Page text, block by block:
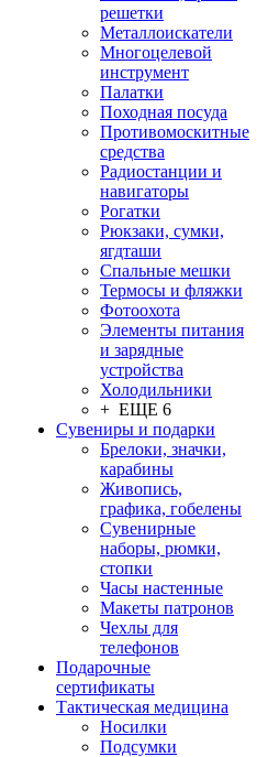
решетки
Металлоискатели
Многоцелевой
инструмент
Палатки
Походная посуда
Противомоскитные
средства
Радиостанции и
навигаторы
Рогатки
Рюкзаки, сумки,
ягдташи
Спальные мешки
Термосы и фляжки
Фотоохота
Элементы питания
и зарядные
устройства
Холодильники
+ ЕЩЕ 6
Сувениры и подарки
Брелоки, значки,
карабины
Живопись,
графика, гобелены
Сувенирные
наборы, рюмки,
стопки
Часы настенные
Макеты патронов
Чехлы для
телефонов
Подарочные
сертификаты
Тактическая медицина
Носилки
Подсумки